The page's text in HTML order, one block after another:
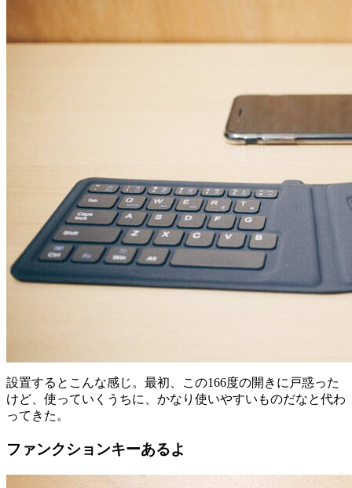
設置するとこんな感じ。最初、この166度の開きに戸惑った
けど、使っていくうちに、かなり使いやすいものだなと代わ
ってきた。
ファンクションキーあるよ